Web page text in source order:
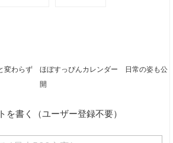
変わらず ほぼすっぴんカレンダー 日常の姿も公
開
を書く（ユーザー登録不要）